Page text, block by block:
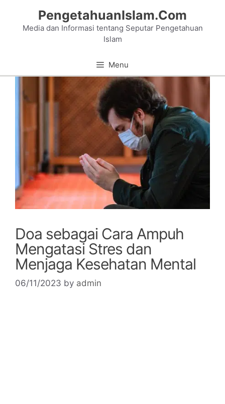
content
PengetahuanIslam.Com
Media dan Informasi tentang Seputar Pengetahuan
Islam
Menu
Doa sebagai Cara Ampuh
Mengatasi Stres dan
Menjaga Kesehatan Mental
06/11/2023 by admin